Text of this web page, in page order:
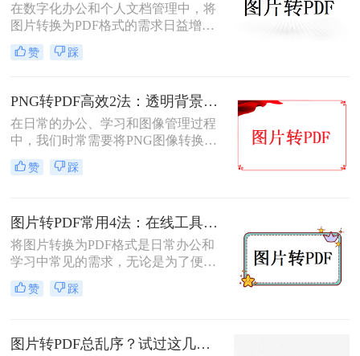
在数字化办公和个人文档管理中，将
图片转换为PDF格式的需求日益增
长。PDF（Portable Document
Format）因其跨平台兼容性、不易变
享。那么如何把图片转换成PDF呢？
本文将介绍几种实用的方法来帮助您
完成图片到PDF的转换。
赞 踩
PNG转PDF高效2法：透明背景保留和文件压缩设置！
在日常的办公、学习和图像管理过程
中，我们时常需要将PNG图像转换为
PDF文件。PDF文件格式因其良好的
兼容性、稳定性和在不同设备上显示
片转PDF的方法。
赞 踩
图片转PDF常用4法：在线工具、桌面软件、手机APP和打印导出的适用边界！
将图片转换为PDF格式是日常办公和
学习中常见的需求，无论是为了便于
分享、存储还是打印。那么图片转为
pdf怎么弄呢？本文将介绍几种常用的
赞 踩
图片转PDF总乱序？试过这几个方法后顺手多了